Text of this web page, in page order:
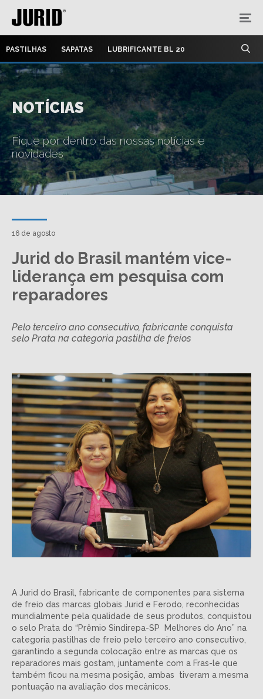
PASTILHAS SAPATAS LUBRIFICANTE BL 20
NOTÍCIAS
Fique por dentro das nossas notícias e
novidades
16 de agosto
Jurid do Brasil mantém vice-
liderança em pesquisa com
reparadores
Pelo terceiro ano consecutivo, fabricante conquista
selo Prata na categoria pastilha de freios
A Jurid do Brasil, fabricante de componentes para sistema
de freio das marcas globais Jurid e Ferodo, reconhecidas
mundialmente pela qualidade de seus produtos, conquistou
o selo Prata do “Prêmio Sindirepa-SP Melhores do Ano” na
categoria pastilhas de freio pelo terceiro ano consecutivo,
garantindo a segunda colocação entre as marcas que os
reparadores mais gostam, juntamente com a Fras-le que
também ficou na mesma posição, ambas tiveram a mesma
pontuação na avaliação dos mecânicos.